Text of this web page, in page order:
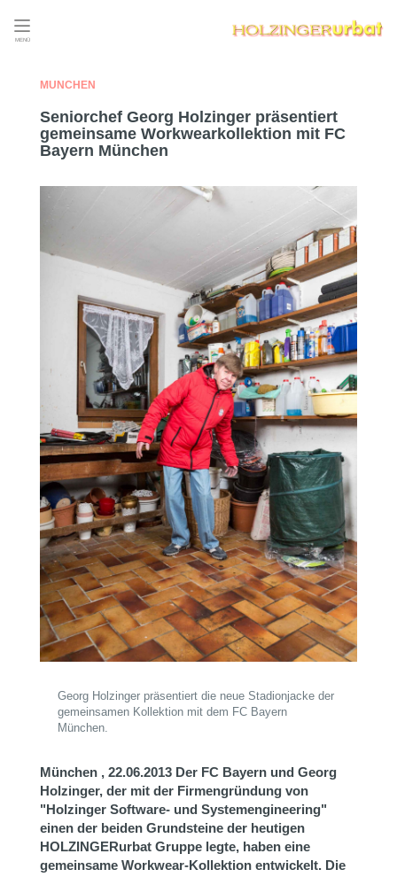
MENÜ
MÜNCHEN
Seniorchef Georg Holzinger präsentiert
gemeinsame Workwearkollektion mit FC
Bayern München
Georg Holzinger präsentiert die neue Stadionjacke der
gemeinsamen Kollektion mit dem FC Bayern
München.
München , 22.06.2013 Der FC Bayern und Georg
Holzinger, der mit der Firmengründung von
"Holzinger Software- und Systemengineering"
einen der beiden Grundsteine der heutigen
HOLZINGERurbat Gruppe legte, haben eine
gemeinsame Workwear-Kollektion entwickelt. Die